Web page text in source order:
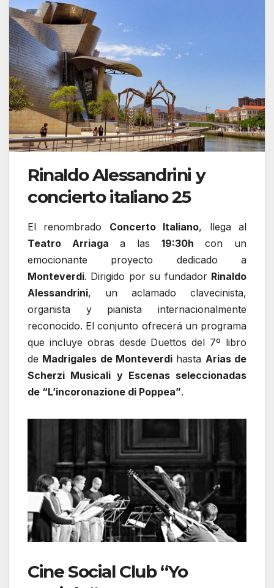
Rinaldo Alessandrini y
concierto italiano 25
El renombrado Concerto Italiano, llega al
Teatro Arriaga a las 19:30h con un
emocionante proyecto dedicado a
Monteverdi. Dirigido por su fundador Rinaldo
Alessandrini, un aclamado clavecinista,
organista y pianista internacionalmente
reconocido. El conjunto ofrecerá un programa
que incluye obras desde Duettos del 7º libro
de Madrigales de Monteverdi hasta Arias de
Scherzi Musicali y Escenas seleccionadas
de “L’incoronazione di Poppea”.
Cine Social Club “Yo